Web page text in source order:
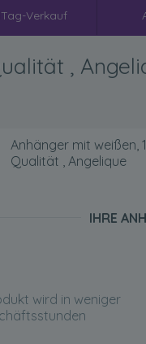
Verkauf
,
Anhänger mit weißen,
Qualität , Angelique
IHRE
wird in weniger